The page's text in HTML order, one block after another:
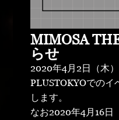
MIMOSA
らせ
2020年4月2日（木
PLUSTOKYOでのイ
します。
なお2020年4月16日